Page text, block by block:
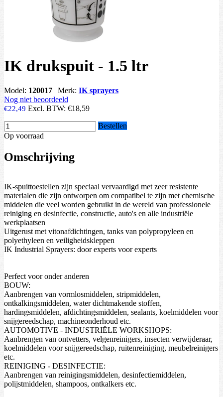
IK drukspuit - 1.5 ltr
Model: 120017 | Merk: IK sprayers
Nog niet beoordeeld
€22,49 Excl. BTW: €18,59
Bestellen
Op voorraad
Omschrijving
IK-spuittoestellen zijn speciaal vervaardigd met zeer resistente
materialen die zijn ontworpen om compatibel te zijn met chemische
middelen die veel worden gebruikt in de wereld van professionele
reiniging en desinfectie, constructie, auto's en alle industriële
werkplaatsen
Uitgerust met vitonafdichtingen, tanks van polypropyleen en
polyethyleen en veiligheidskleppen
IK Industrial Sprayers: door experts voor experts
Perfect voor onder anderen
BOUW:
Aanbrengen van vormlosmiddelen, stripmiddelen,
ontkalkingsmiddelen, water dichtmakende stoffen,
hardingsmiddelen, afdichtingsmiddelen, sealants, koelmiddelen voor
snijgereedschap, machineonderhoud etc.
AUTOMOTIVE - INDUSTRIËLE WORKSHOPS:
Aanbrengen van ontvetters, velgenreinigers, insecten verwijderaar,
koelmiddelen voor snijgereedschap, ruitenreiniging, meubelreinigers
etc.
REINIGING - DESINFECTIE:
Aanbrengen van reinigingsmiddelen, desinfectiemiddelen,
polijstmiddelen, shampoos, ontkalkers etc.